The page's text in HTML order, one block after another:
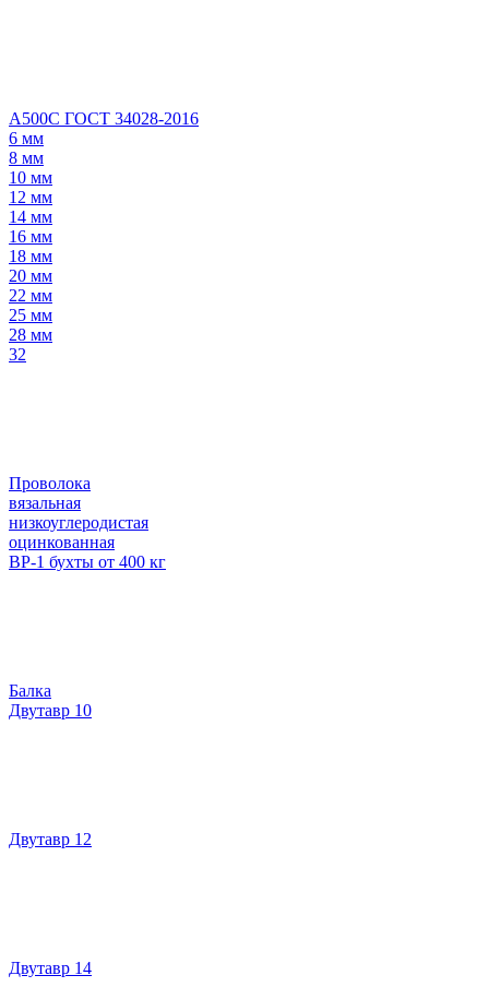
А500С ГОСТ 34028-2016
6 мм
8 мм
10 мм
12 мм
14 мм
16 мм
18 мм
20 мм
22 мм
25 мм
28 мм
32
Проволока
вязальная
низкоуглеродистая
оцинкованная
ВР-1 бухты от 400 кг
Балка
Двутавр 10
Двутавр 12
Двутавр 14